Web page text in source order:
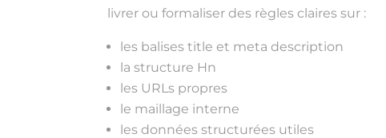
livrer ou formaliser des règles claires sur :
les balises title et meta description
la structure Hn
les URLs propres
le maillage interne
les données structurées utiles